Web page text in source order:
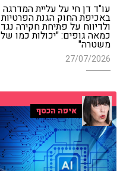
עו"ד דן חי על עליית המדרגה
באכיפת החוק הגנת הפרטיות
ולדיווח על פתיחת חקירה נגד
כמאה גופים: "יכולות כמו של
משטרה"
27/07/2026
איפה הכסף